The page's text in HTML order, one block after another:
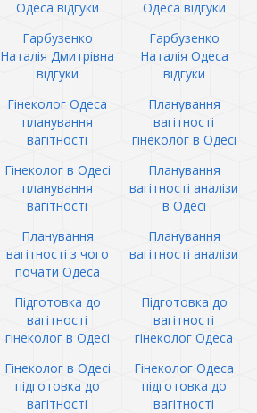
Одеса відгуки
Одеса відгуки
Гарбузенко
Наталія Дмитрівна
відгуки
Гарбузенко
Наталія Одеса
відгуки
Гінеколог Одеса
планування
вагітності
Планування
вагітності
гінеколог в Одесі
Гінеколог в Одесі
планування
вагітності
Планування
вагітності аналізи
в Одесі
Планування
вагітності з чого
почати Одеса
Планування
вагітності аналізи
Підготовка до
вагітності
гінеколог в Одесі
Підготовка до
вагітності
гінеколог Одеса
Гінеколог в Одесі
підготовка до
вагітності
Гінеколог Одеса
підготовка до
вагітності